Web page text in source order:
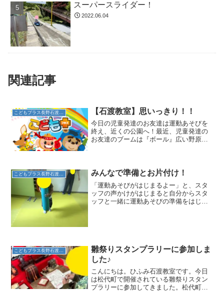
スーパースライダー！
2022.06.04
関連記事
【石渡教室】思いっきり！！
今日の児童発達のお友達は運動あそびを
終え、近くの公園へ！最近、児童発達の
お友達のブームは『ボール』広い野原で
やっぱり子どもは『風の子...
こどもプラス長野石渡教室 みんなで準備とお片付け！
「運動あそびがはじまるよー」と、スタ
ッフの声かけがはじまると自分からスタ
ッフと一緒に運動あそびの準備をはじめ
雛祭りスタンプラリーに参加しま
した♪
こんにちは。ひふみ石渡教室です。今日
は松代町で開催されている雛祭りスタン
プラリーに参加してきました。松代町内